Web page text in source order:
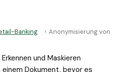
Banking › Anonymisierung von
und Maskieren
Dokument, bevor es